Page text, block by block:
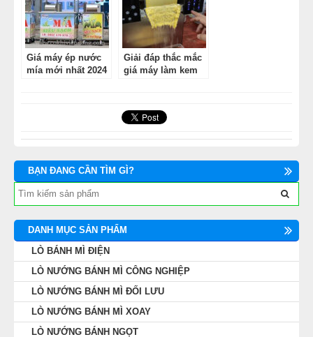
Giá máy ép nước
mía mới nhất 2024
Giải đáp thắc mắc
giá máy làm kem
BẠN ĐANG CẦN TÌM GÌ?
DANH MỤC SẢN PHẨM
LÒ BÁNH MÌ ĐIỆN
LÒ NƯỚNG BÁNH MÌ CÔNG NGHIỆP
LÒ NƯỚNG BÁNH MÌ ĐỐI LƯU
LÒ NƯỚNG BÁNH MÌ XOAY
LÒ NƯỚNG BÁNH NGỌT
LINH KIỆN PHỤ KIỆN
MÁY LÀM HÁ CẢO
THIẾT BỊ KHÁC